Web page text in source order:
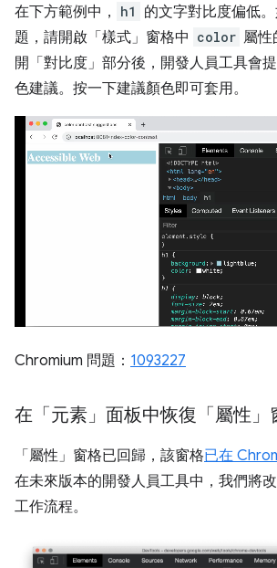
在下方範例中， h1
的文字對比度偏低
題，請開啟「樣式」窗格中 color 屬性
開「對比度」 部分後，開發人員工具會
色建議。按一下建議顏色即可套用。
Chromium 問題： 1093227
在「元素」面板中恢復「屬性」
「屬性」窗格已回歸，該窗格已在
在未來版本的開發人員工具中，我們將
工作流程。